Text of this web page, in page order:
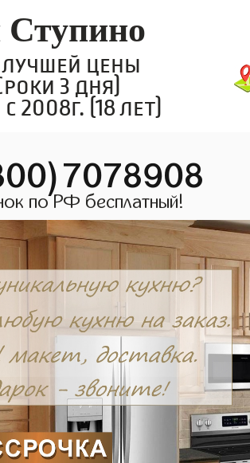
лучшей цены
3 дня)
2008г. (18 лет)
по РФ бесплатный!